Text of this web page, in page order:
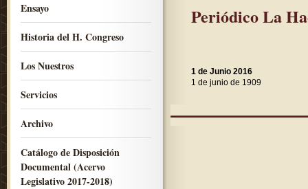
Ensayo
Historia del H. Congreso
Los Nuestros
Servicios
Archivo
Catálogo de Disposición
Documental (Acervo
Legislativo 2017-2018)
Periódico La
1 de Junio 2016
1 de junio de 1909